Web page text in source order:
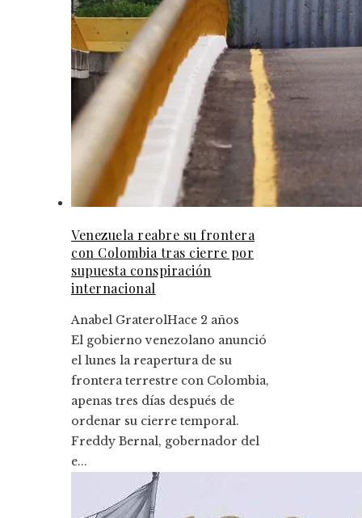
Venezuela reabre su frontera
con Colombia tras cierre por
supuesta conspiración
internacional
Anabel GraterolHace 2 años
El gobierno venezolano anunció
el lunes la reapertura de su
frontera terrestre con Colombia,
apenas tres días después de
ordenar su cierre temporal.
Freddy Bernal, gobernador del
e...